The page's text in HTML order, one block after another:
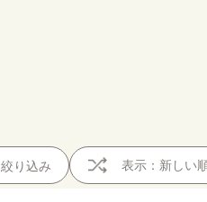
絞り込み 表示：新しい